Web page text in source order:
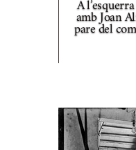
A
amb Joan
pare del